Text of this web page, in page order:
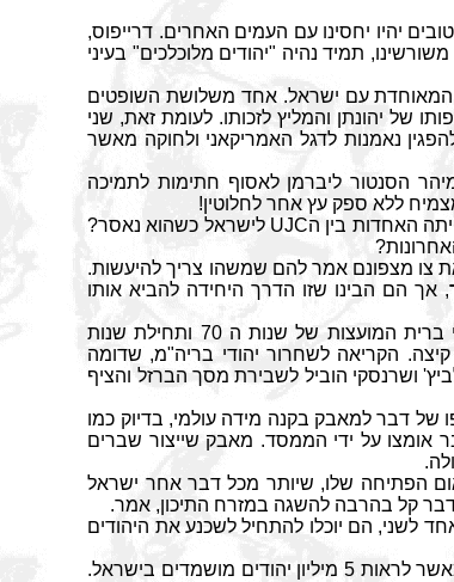
יהיו יחסינו עם העמים האחרים. דרייפוס,
תמיד נהיה "יהודים מלוכלכים" בעיני
עם ישראל. אחד משלושת השופטים
של יהונתן והמליץ לזכותו. לעומת זאת, שני
נאמנות לדגל האמריקאני ולחוקה מאשר
הסנטור ליברמן לאסוף חתימות לתמיכה
ללא ספק עץ אחר לחלוטין!
האחדות בין הUJC לישראל כשהוא נאסר?
צו מצפונם אמר להם שמשהו צריך להיעשות.
, אך הם הבינו שזו הדרך היחידה להביא אותו
בדיוק כפי שהוריהם עשו לפניהם במהלך המאבק למען יהודי ברית המועצות של שנות ה 70 ותחילת שנות
הקריאה לשחרור יהודי בריה"מ, שדומה
ושרנסקי הוביל לשבירת מסך הברזל והציף
של דבר למאבק בקנה מידה עולמי, בדיוק כמו
אומצו על ידי הממסד. מאבק שייצור שברים
הפתיחה שלו, שיותר מכל דבר אחר ישראל
לדבר קל בהרבה להשגה במזרח התיכון, אמר.
לשני, הם יוכלו להתחיל לשכנע את היהודים
הראה לעולם שהוא מעדיף לרגל נגד ארה"ב מאשר לראות 5 מיליון יהודים מושמדים בישראל.